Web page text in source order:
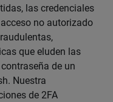
las credenciales
no autorizado
que eluden las
de un
Nuestra
de 2FA